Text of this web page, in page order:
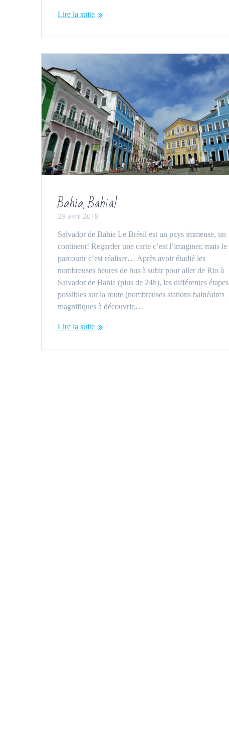
Lire la suite
Bahia, Bahia!
29 avril 2018
Salvador de Bahia Le Brésil est un pays immense, un
continent! Regarder une carte c’est l’imaginer, mais le
parcourir c’est réaliser… Après avoir étudié les
nombreuses heures de bus à subir pour aller de Rio à
Salvador de Bahia (plus de 24h), les différentes étapes
possibles sur la route (nombreuses stations balnéaires
magnifiques à découvrir,…
Lire la suite